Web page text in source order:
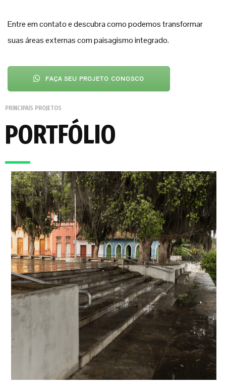
Entre em contato e descubra como podemos transformar
suas áreas externas com paisagismo integrado.
FAÇA SEU PROJETO CONOSCO
PRINCIPAIS PROJETOS
PORTFÓLIO
(em parceria com os arquitetos Patrícia Madeira e
Hansley Rampinelli)